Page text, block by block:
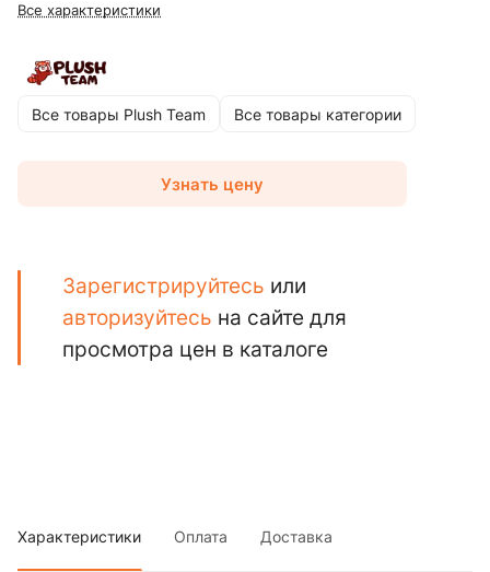
Все характеристики
Все товары Plush Team Все товары категории
Узнать цену
Зарегистрируйтесь или
авторизуйтесь на сайте для
просмотра цен в каталоге
Характеристики Оплата Доставка